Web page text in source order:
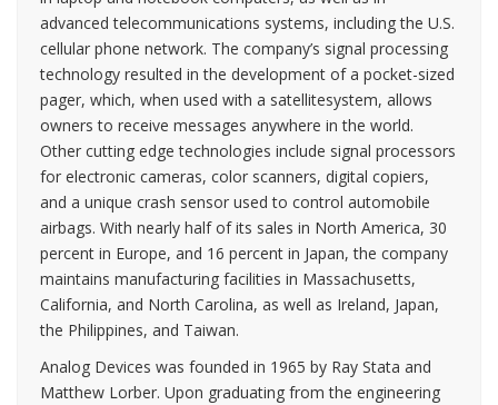
advanced telecommunications systems, including the U.S.
cellular phone network. The company’s signal processing
technology resulted in the development of a pocket-sized
pager, which, when used with a satellitesystem, allows
owners to receive messages anywhere in the world.
Other cutting edge technologies include signal processors
for electronic cameras, color scanners, digital copiers,
and a unique crash sensor used to control automobile
airbags. With nearly half of its sales in North America, 30
percent in Europe, and 16 percent in Japan, the company
maintains manufacturing facilities in Massachusetts,
California, and North Carolina, as well as Ireland, Japan,
the Philippines, and Taiwan.
Analog Devices was founded in 1965 by Ray Stata and
Matthew Lorber. Upon graduating from the engineering